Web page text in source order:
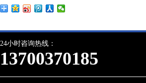
24小时咨询热线：
13700370185